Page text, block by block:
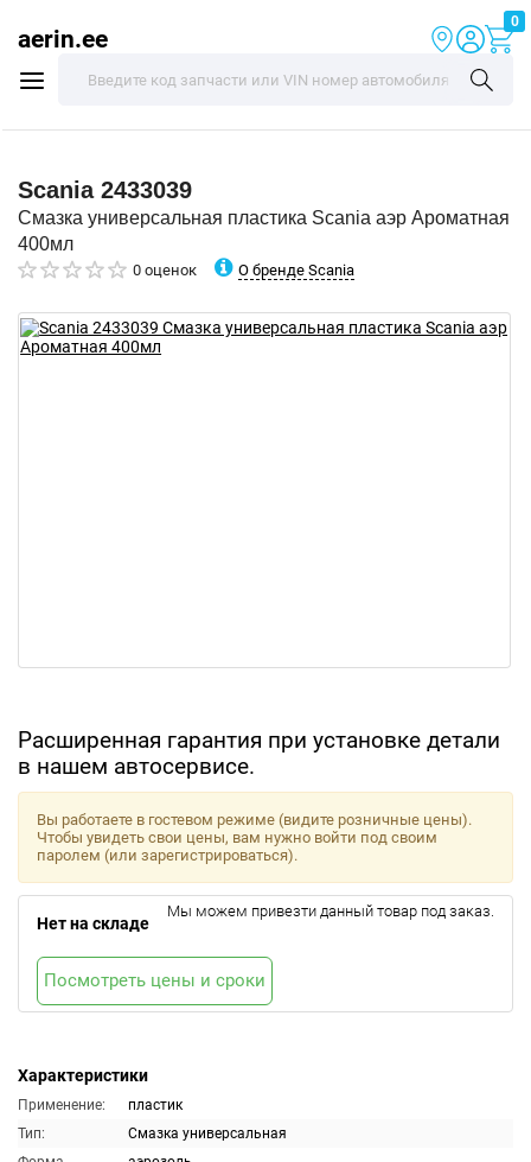
aerin.ee
0
Scania 2433039
Смазка универсальная пластика Scania аэр Ароматная
400мл
0 оценок О бренде Scania
Расширенная гарантия при установке детали
в нашем автосервисе.
Характеристики
Применение:
пластик
Тип:
Смазка универсальная
Вы работаете в гостевом режиме (видите розничные цены).
Чтобы увидеть свои цены, вам нужно войти под своим
паролем (или зарегистрироваться).
Нет на складе
Мы можем привезти данный товар под заказ.
Посмотреть цены и сроки